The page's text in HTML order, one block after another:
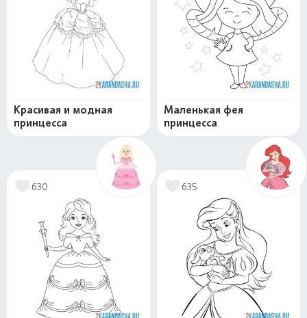
Красивая и модная
принцесса
Маленькая фея
принцесса
630 635